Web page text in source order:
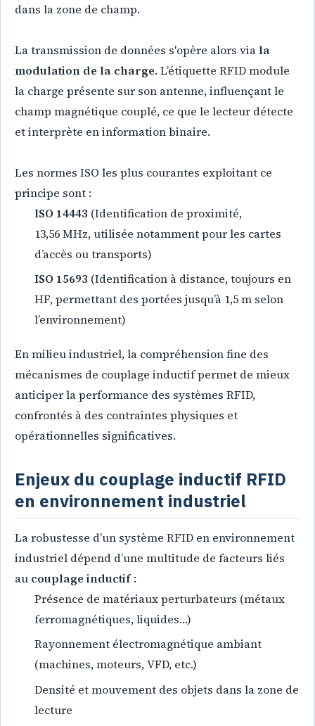
dans la zone de champ.
La transmission de données s'opère alors viala
modulation de la charge. L’étiquette RFID module
la charge présente sur son antenne, influençant le
champ magnétique couplé, ce que le lecteur détecte
et interprète en information binaire.
Les normes ISO les plus courantes exploitant ce
principe sont :
ISO 14443 (Identification de proximité,
13,56 MHz, utilisée notamment pour les cartes
d’accès ou transports)
ISO 15693 (Identification à distance, toujours en
HF, permettant des portées jusqu’à 1,5 m selon
l’environnement)
En milieu industriel, la compréhension fine des
mécanismes de couplage inductif permet de mieux
anticiper la performance des systèmes RFID,
confrontés à des contraintes physiques et
opérationnelles significatives.
Enjeux du couplage inductif RFID
en environnement industriel
La robustesse d’un système RFID en environnement
industriel dépend d’une multitude de facteurs liés
au couplage inductif:
Présence de matériaux perturbateurs (métaux
ferromagnétiques, liquides…)
Rayonnement électromagnétique ambiant
(machines, moteurs, VFD, etc.)
Densité et mouvement des objets dans la zone de
lecture